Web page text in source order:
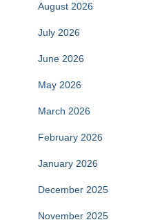
August 2026
July 2026
June 2026
May 2026
March 2026
February 2026
January 2026
December 2025
November 2025